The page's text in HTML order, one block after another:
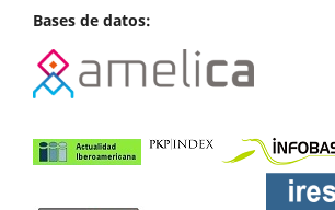
Bases de datos: